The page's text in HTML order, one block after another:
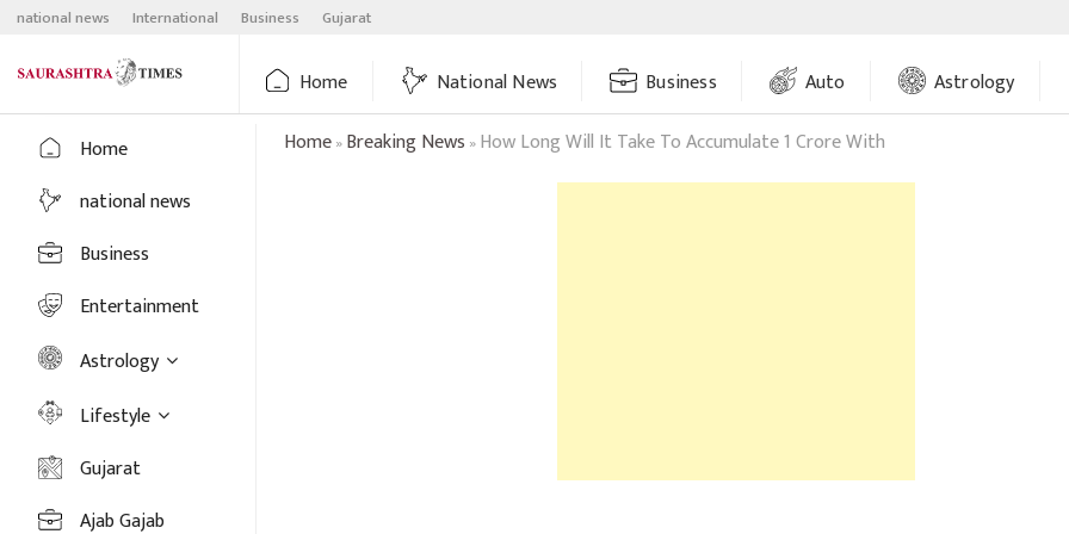
Skip
content
national news International Business Gujarat
Home National News Business Auto Astrology
Home
national news
Business
Entertainment
Astrology
Lifestyle
Gujarat
Ajab Gajab
Home»Breaking News »How Long Will It Take To Accumulate 1 Crore With